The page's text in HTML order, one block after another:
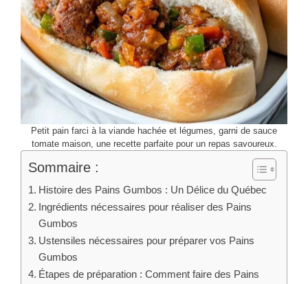
Petit pain farci à la viande hachée et légumes, garni de sauce
tomate maison, une recette parfaite pour un repas savoureux.
Sommaire :
Histoire des Pains Gumbos : Un Délice du Québec
Ingrédients nécessaires pour réaliser des Pains
Gumbos
Ustensiles nécessaires pour préparer vos Pains
Gumbos
Étapes de préparation : Comment faire des Pains